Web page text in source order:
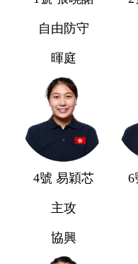
自由防守
暉庭
4號 易穎芯
主攻
協興
6